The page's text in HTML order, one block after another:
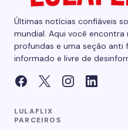
Últimas notícias confiáveis
mundial. Aqui você encontra
profundas e uma seção
informado e livre de
LULAFLIX
PARCEIROS